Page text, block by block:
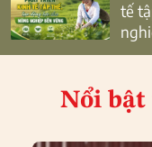
tế
Nổi bật